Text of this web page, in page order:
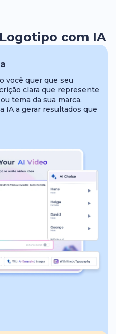
com IA
você quer que seu
clara que represente
tema da sua marca.
IA a gerar resultados que